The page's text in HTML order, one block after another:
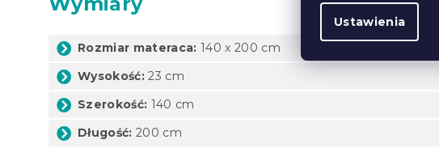
Ustawienia
Rozmiar materaca: 140 x 200 cm
Wysokość: 23 cm
Szerokość: 140 cm
Długość: 200 cm